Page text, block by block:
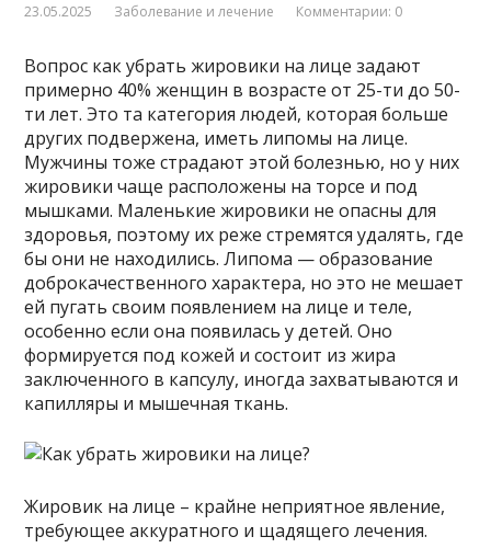
23.05.2025 Заболевание и лечение Комментарии: 0
Вопрос как убрать жировики на лице задают
примерно 40% женщин в возрасте от 25-ти до 50-
ти лет. Это та категория людей, которая больше
других подвержена, иметь липомы на лице.
Мужчины тоже страдают этой болезнью, но у них
жировики чаще расположены на торсе и под
мышками. Маленькие жировики не опасны для
здоровья, поэтому их реже стремятся удалять, где
бы они не находились. Липома — образование
доброкачественного характера, но это не мешает
ей пугать своим появлением на лице и теле,
особенно если она появилась у детей. Оно
формируется под кожей и состоит из жира
заключенного в капсулу, иногда захватываются и
капилляры и мышечная ткань.
Жировик на лице – крайне неприятное явление,
требующее аккуратного и щадящего лечения.